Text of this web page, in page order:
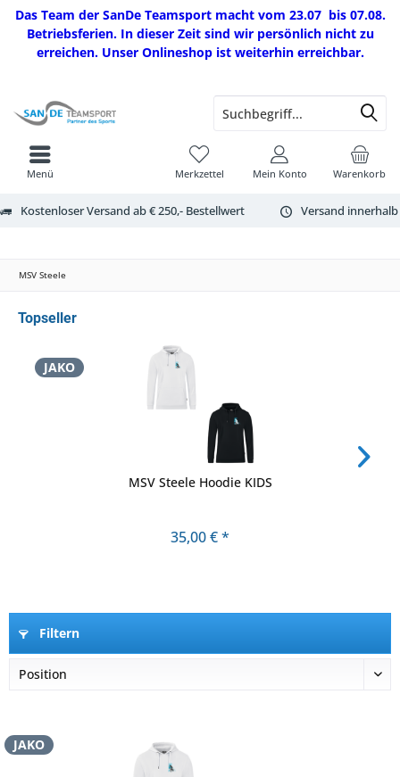
Das Team der SanDe Teamsport macht vom 23.07 bis 07.08.
Betriebsferien. In dieser Zeit sind wir persönlich nicht zu
erreichen. Unser Onlineshop ist weiterhin erreichbar.
Kostenloser Versand ab € 250,- Bestellwert Versand
Warenkorb
Merkzettel Mein Konto
Menü
MSV Steele
Topseller
JAKO
MSV Steele Hoodie KIDS
35,00 € *
Filtern
JAKO